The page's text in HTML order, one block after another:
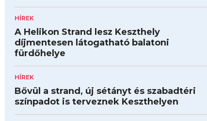
HÍREK
A Helikon Strand lesz Keszthely
díjmentesen látogatható balatoni
fürdőhelye
HÍREK
Bővül a strand, új sétányt és szabadtéri
színpadot is terveznek Keszthelyen